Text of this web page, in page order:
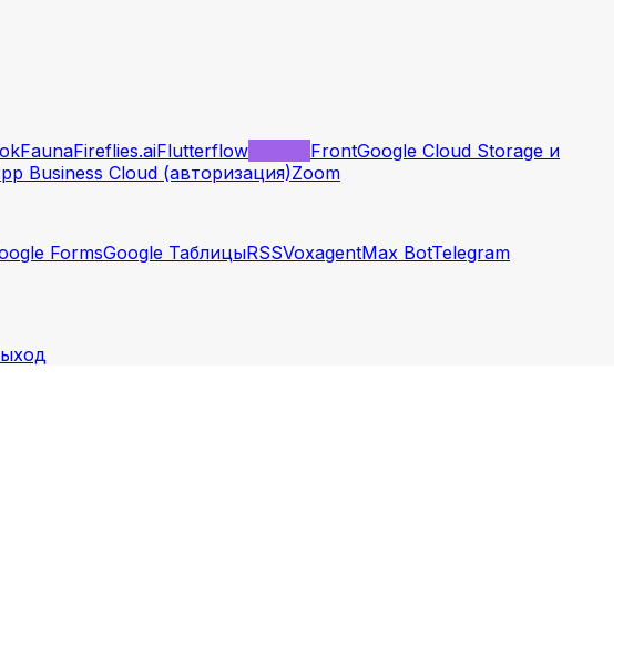
FaunaFireflies.aiFlutterflow FrontGoogle Cloud Storage и
Business Cloud (авторизация)Zoom
FormsGoogle ТаблицыRSSVoxagentMax BotTelegram